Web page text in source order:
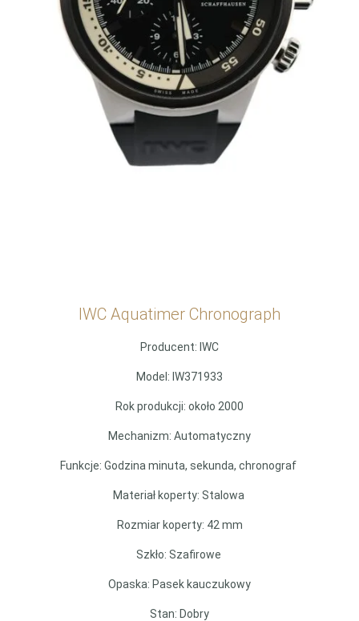
IWC Aquatimer Chronograph
Producent: IWC
Model: IW371933
Rok produkcji: około 2000
Mechanizm: Automatyczny
Funkcje: Godzina minuta, sekunda, chronograf
Materiał koperty: Stalowa
Rozmiar koperty: 42 mm
Szkło: Szafirowe
Opaska: Pasek kauczukowy
Stan: Dobry